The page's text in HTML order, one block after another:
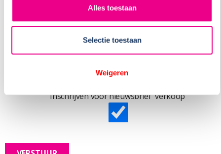
Alles toestaan
Selectie toestaan
Weigeren
(alleen .jpg toegestaan)
Foto binnenzijde
(alleen .jpg toegestaan)
Inschrijven voor nieuwsbrief 'verkoop'